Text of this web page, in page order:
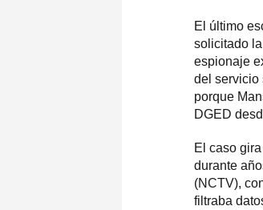
El último
solicitado
espionaje
del servicio
porque
DGED
El caso
durante
(NCTV),
filtraba